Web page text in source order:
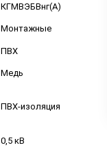
КГМВЭБВнг(А)
Монтажные
ПВХ
Медь
ПВХ-изоляция
0,5 кВ